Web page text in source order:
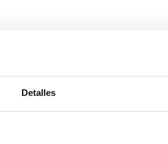
Detalles
personajes en los días